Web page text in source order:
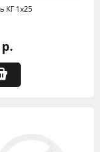
КГ 1х25